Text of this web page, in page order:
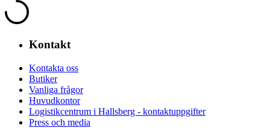
Kontakt
Kontakta oss
Butiker
Vanliga frågor
Huvudkontor
Logistikcentrum i Hallsberg - kontaktuppgifter
Press och media